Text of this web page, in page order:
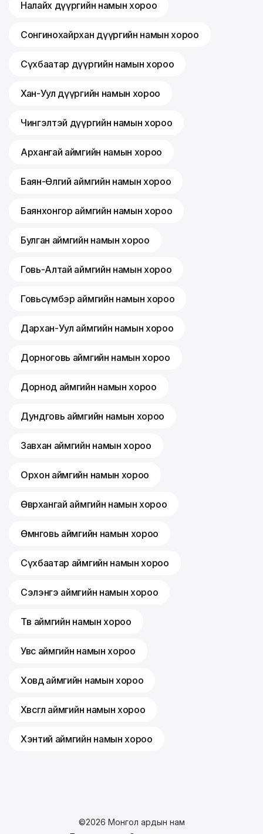
Налайх дүүргийн намын хороо
Сонгинохайрхан дүүргийн намын хороо
Сүхбаатар дүүргийн намын хороо
Хан-Уул дүүргийн намын хороо
Чингэлтэй дүүргийн намын хороо
Архангай аймгийн намын хороо
Баян-Өлгий аймгийн намын хороо
Баянхонгор аймгийн намын хороо
Булган аймгийн намын хороо
Говь-Алтай аймгийн намын хороо
Говьсүмбэр аймгийн намын хороо
Дархан-Уул аймгийн намын хороо
Дорноговь аймгийн намын хороо
Дорнод аймгийн намын хороо
Дундговь аймгийн намын хороо
Завхан аймгийн намын хороо
Орхон аймгийн намын хороо
Өвөрхангай аймгийн намын хороо
Өмнөговь аймгийн намын хороо
Сүхбаатар аймгийн намын хороо
Сэлэнгэ аймгийн намын хороо
Төв аймгийн намын хороо
Увс аймгийн намын хороо
Ховд аймгийн намын хороо
Хөвсгөл аймгийн намын хороо
Хэнтий аймгийн намын хороо
©2026 Монгол ардын нам